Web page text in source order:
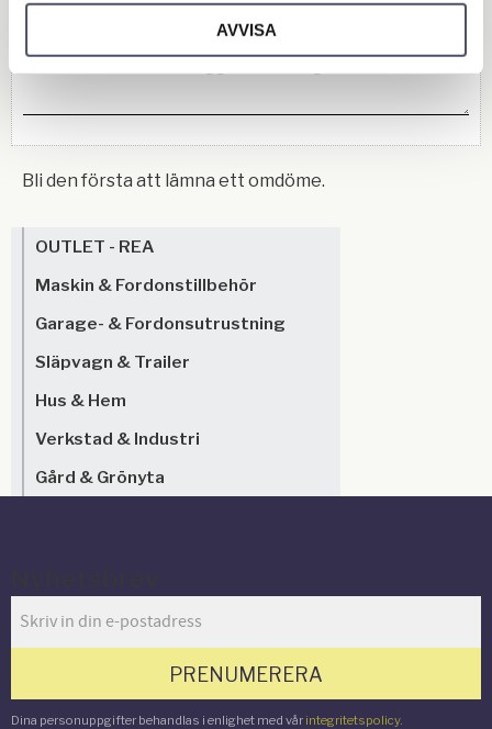
AVVISA
Bli den första att lämna ett omdöme.
OUTLET - REA
Maskin & Fordonstillbehör
Garage- & Fordonsutrustning
Släpvagn & Trailer
Hus & Hem
Verkstad & Industri
Gård & Grönyta
PRENUMERERA
Dina personuppgifter behandlas i enlighet med vår integritetspolicy.